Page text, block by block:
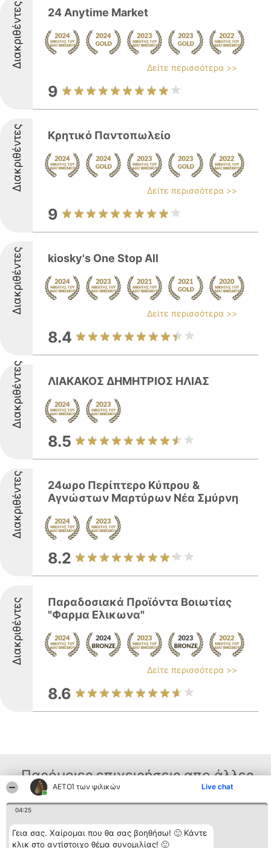
ΑΕΤΟΊ των ψιλικών Live chat
04:25
Γεια σας. Χαίρομαι που θα σας βοηθήσω! 🙂 Κάντε
κλικ στο αντίστοιχο θέμα συνομιλίας! 🙂
Διακριθέντες 24 Anytime Market
Δείτε περισσότερα >>
9
Διακριθέντες Κρητικό Παντοπωλείο
Δείτε περισσότερα >>
9
Διακριθέντες kiosky's One Stop All
Δείτε περισσότερα >>
8.4
Διακριθέντες ΛΙΑΚΑΚΟΣ ΔΗΜΗΤΡΙΟΣ ΗΛΙΑΣ
8.5
Διακριθέντες
24ωρο Περίπτερο Κύπρου &
Αγνώστων Μαρτύρων Νέα Σμύρνη
8.2
Διακριθέντες
Παραδοσιακά Προϊόντα Βοιωτίας
"Φαρμα Ελικωνα"
Δείτε περισσότερα >>
8.6
Παρόμοιες επιχειρήσεις απο άλλες
περιοχές
Διοργανωτής της
κατάταξης
Κατάταξη
Διακριθέντες
Επικοινωνία